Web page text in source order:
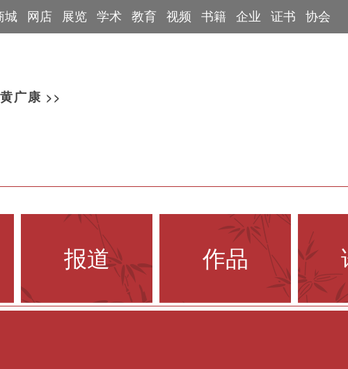
城 网店 展览 学术 教育 视频 书籍 企业 证书 协会
黄广康 >>
报道 作品